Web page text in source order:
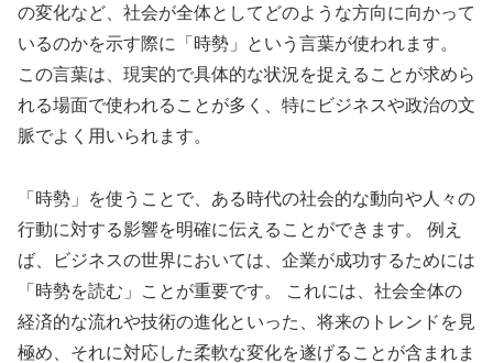
の変化など、社会が全体としてどのような方向に向かって
いるのかを示す際に「時勢」という言葉が使われます。
この言葉は、現実的で具体的な状況を捉えることが求めら
れる場面で使われることが多く、特にビジネスや政治の文
脈でよく用いられます。
「時勢」を使うことで、ある時代の社会的な動向や人々の
行動に対する影響を明確に伝えることができます。 例え
ば、ビジネスの世界においては、企業が成功するためには
「時勢を読む」ことが重要です。 これには、社会全体の
経済的な流れや技術の進化といった、将来のトレンドを見
極め、それに対応した柔軟な変化を遂げることが含まれま